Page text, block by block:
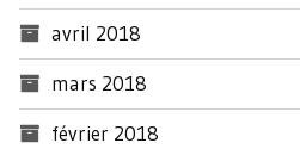
avril 2018
mars 2018
février 2018